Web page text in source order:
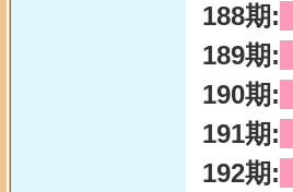
188期:
189期:
190期:
191期:
192期: